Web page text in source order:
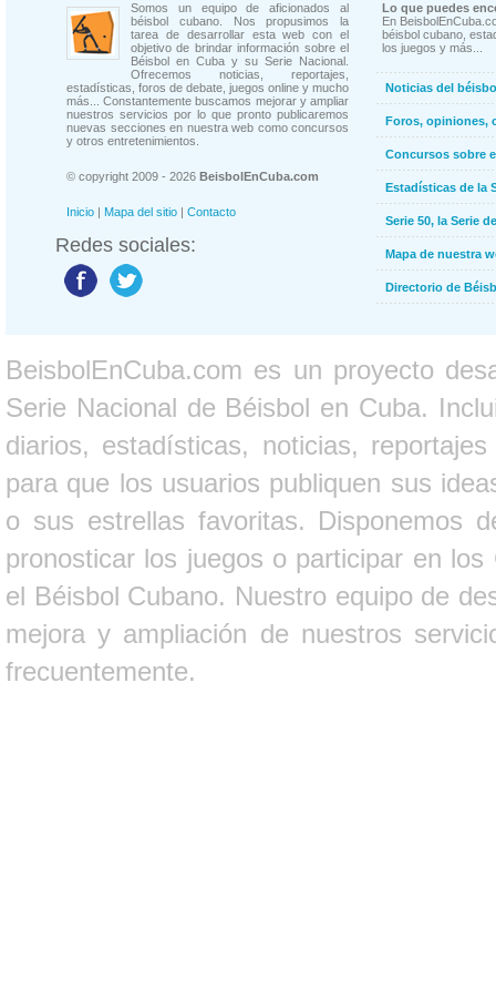
Somos un equipo de aficionados al
béisbol cubano. Nos propusimos la
tarea de desarrollar esta web con el
objetivo de brindar información sobre el
Béisbol en Cuba y su Serie Nacional.
Ofrecemos noticias, reportajes,
estadísticas, foros de debate, juegos online y mucho
más... Constantemente buscamos mejorar y ampliar
nuestros servicios por lo que pronto publicaremos
nuevas secciones en nuestra web como concursos
y otros entretenimientos.
© copyright 2009 - 2026 BeisbolEnCuba.com
Inicio | Mapa del sitio | Contacto
Redes sociales:
Lo que puedes
En
béisbol cubano,
los juegos y más...
Noticias del
Foros, opiniones,
Concursos sobre
Estadísticas de la
Serie 50, la Serie
Mapa de nuestra
Directorio de
BeisbolEnCuba.com es un proyecto
Serie Nacional de Béisbol en Cuba.
diarios, estadísticas, noticias,
para que los usuarios publiquen sus
o sus estrellas favoritas. Disponemos
pronosticar los juegos o participar en
el Béisbol Cubano. Nuestro equipo de
mejora y ampliación de nuestros
frecuentemente.